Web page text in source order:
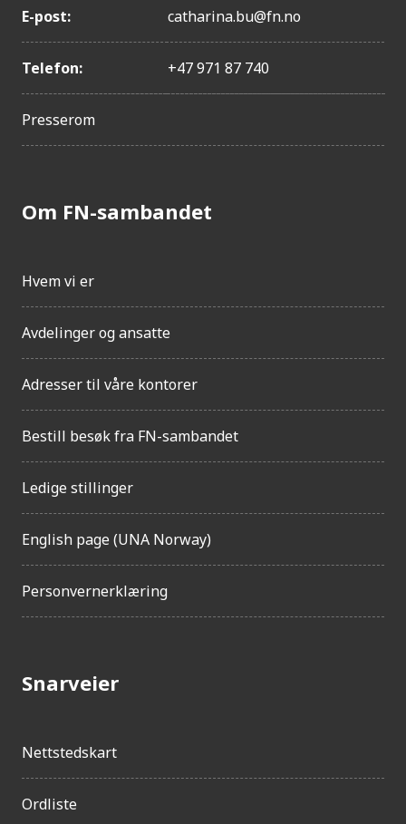
e
e
i
E-post: catharina.bu@fn.no
Telefon: +47 971 87 740
Presserom
Om FN-sambandet
Hvem vi er
Avdelinger og ansatte
Adresser til våre kontorer
Bestill besøk fra FN-sambandet
Ledige stillinger
English page (UNA Norway)
Personvernerklæring
Snarveier
Nettstedskart
Ordliste